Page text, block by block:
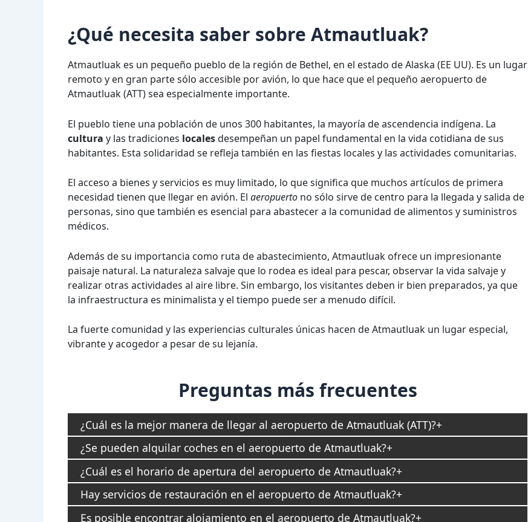
¿Qué necesita saber sobre Atmautluak?
Atmautluak es un pequeño pueblo de la región de Bethel, en el estado de Alaska (EE UU). Es un lugar
remoto y en gran parte sólo accesible por avión, lo que hace que el pequeño aeropuerto de
Atmautluak (ATT) sea especialmente importante.
El pueblo tiene una población de unos 300 habitantes, la mayoría de ascendencia indígena. La
cultura y las tradiciones localesdesempeñan un papel fundamental en la vida cotidiana de sus
habitantes. Esta solidaridad se refleja también en las fiestas locales y las actividades comunitarias.
El acceso a bienes y servicios es muy limitado, lo que significa que muchos artículos de primera
necesidad tienen que llegar en avión. El aeropuerto no sólo sirve de centro para la llegada y salida de
personas, sino que también es esencial para abastecer a la comunidad de alimentos y suministros
médicos.
Además de su importancia como ruta de abastecimiento, Atmautluak ofrece un impresionante
paisaje natural. La naturaleza salvaje que lo rodea es ideal para pescar, observar la vida salvaje y
realizar otras actividades al aire libre. Sin embargo, los visitantes deben ir bien preparados, ya que
la infraestructura es minimalista y el tiempo puede ser a menudo difícil.
La fuerte comunidad y las experiencias culturales únicas hacen de Atmautluak un lugar especial,
vibrante y acogedor a pesar de su lejanía.
Preguntas más frecuentes
¿Cuál es la mejor manera de llegar al aeropuerto de Atmautluak (ATT)?
¿Se pueden alquilar coches en el aeropuerto de Atmautluak?
¿Cuál es el horario de apertura del aeropuerto de Atmautluak?
Hay servicios de restauración en el aeropuerto de Atmautluak?
Es posible encontrar alojamiento en el aeropuerto de Atmautluak?